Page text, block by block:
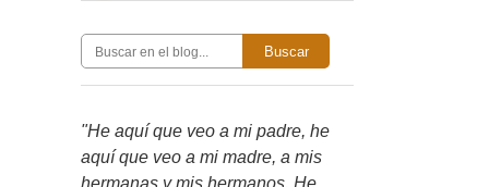
Buscar
"He aquí que veo a mi padre, he
aquí que veo a mi madre, a mis